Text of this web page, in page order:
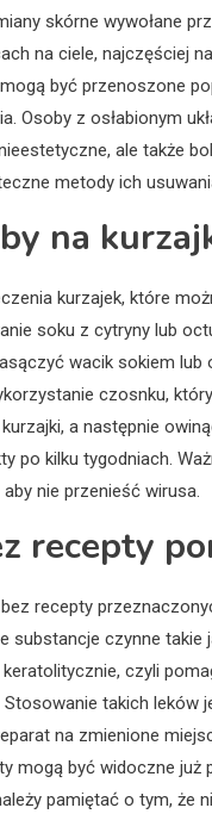
skórne wywołane
na ciele, najczęściej
być przenoszone
Osoby z osłabionym
ale także
metody ich
na
kurzajek, które
soku z cytryny lub
wacik sokiem
czosnku,
a następnie
kilku tygodniach.
nie przenieść wirusa.
recepty
recepty
substancje czynne takie
czyli
Stosowanie takich leków
na zmienione
mogą być widoczne już
pamiętać o tym, że